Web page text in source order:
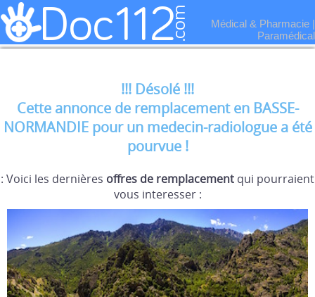
Médical & Pharmacie |
Paramédical
!!! Désolé !!!
Cette annonce de remplacement en BASSE-
NORMANDIE pour un medecin-radiologue a été
pourvue !
: Voici les dernières offres de remplacement qui pourraient
vous interesser :